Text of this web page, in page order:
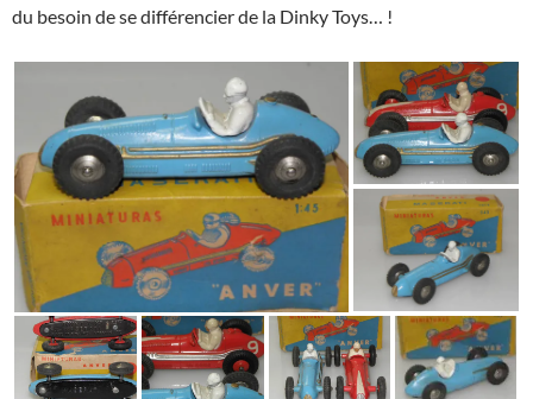
du besoin de se différencier de la Dinky Toys… !